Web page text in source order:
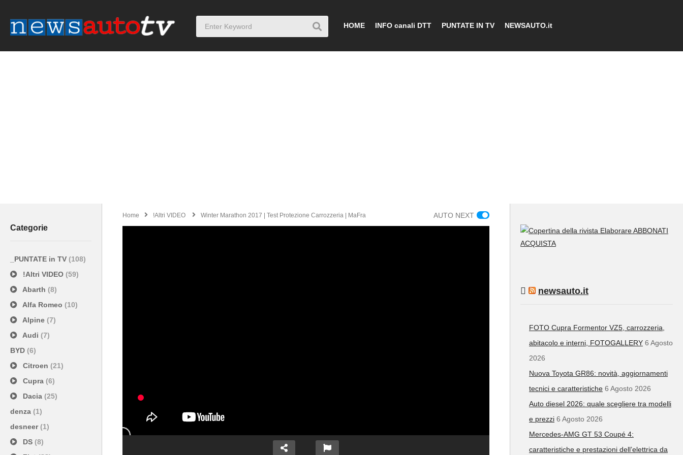
HOME INFO canali DTT PUNTATE IN TV NEWSAUTO.it
Categorie
_PUNTATE in TV (108)
!Altri VIDEO (59)
Abarth (8)
Alfa Romeo (10)
Alpine (7)
Audi (7)
BYD (6)
Citroen (21)
Cupra (6)
Dacia (25)
denza (1)
desneer(1)
DS (8)
Home !Altri VIDEO Winter Marathon 2017 | Test Protezione Carrozzeria | MaFra AUTO NEXT
ABBONATI
ACQUISTA
newsauto.it
FOTO Cupra Formentor VZ5, carrozzeria,
abitacolo e interni, FOTOGALLERY 6 Agosto
2026
Nuova Toyota GR86: novità, aggiornamenti
tecnici e caratteristiche 6 Agosto 2026
Auto diesel 2026: quale scegliere tra modelli
e prezzi 6 Agosto 2026
Mercedes-AMG GT 53 Coupé 4:
caratteristiche e prestazioni dell’elettrica da